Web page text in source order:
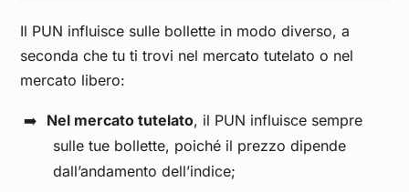
Aprile 2025 0,100
Marzo 2025 0,121
Febbraio 2025
Il PUN influisce sulle bollette in modo diverso, a
seconda che tu ti trovi nel mercato tutelato o nel
mercato libero:
Nel mercato tutelato, il PUN influisce sempre
sulle tue bollette, poiché il prezzo dipende
dall’andamento dell’indice;